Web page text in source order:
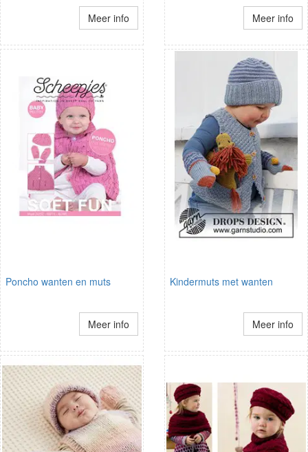
Meer info Meer info
Poncho wanten en muts
Meer info
Kindermuts met wanten
Meer info